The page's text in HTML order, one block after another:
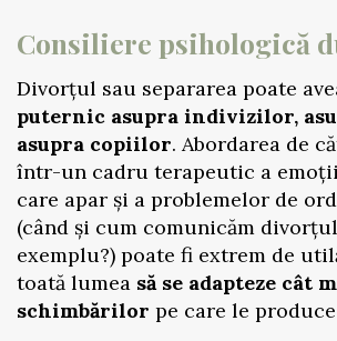
Consiliere psihologică
Divorțul sau separarea poate
puternic asupra indivizilor,
asupra copiilor. Abordarea de
într-un cadru terapeutic a
care apar și a problemelor de
(când și cum comunicăm
exemplu?) poate fi extrem de
toată lumea să se adapteze cât
schimbărilor pe care le